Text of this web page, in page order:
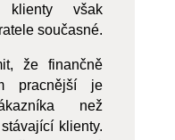
však
současné.
že finančně
pracnější je
než
klienty.